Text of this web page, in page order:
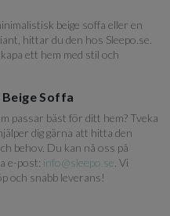
beige soffa eller en
hittar du den hos Sleepo.se.
ett hem med stil och
Soffa
passar bäst för ditt hem? Tveka
dig gärna att hitta den
behov. Du kan nå oss på
e-post: info@sleepo.se . Vi
och snabb leverans!